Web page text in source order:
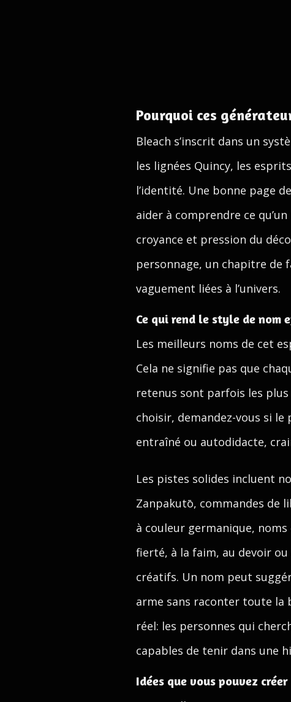
Pourquoi ces
Bleach s’inscrit dans un
les lignées Quincy, les
l’identité. Une bonne page
aider à comprendre ce
croyance et pression du
personnage, un chapitre de
vaguement liées à l’univers.
Ce qui rend le style de nom
Les meilleurs noms de cet
Cela ne signifie pas que
retenus sont parfois les
choisir, demandez-vous si
entraîné ou autodidacte,
Les pistes solides incluent
Zanpakutō, commandes de
à couleur germanique,
fierté, à la faim, au devoir
créatifs. Un nom peut
arme sans raconter toute la
réel: les personnes qui
capables de tenir dans une
Idées que vous pouvez créer